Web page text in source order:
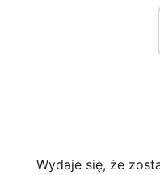
Wydaje się, że